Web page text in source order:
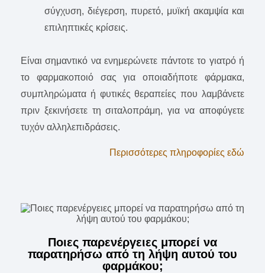
σύγχυση, διέγερση, πυρετό, μυϊκή ακαμψία και
επιληπτικές κρίσεις.
Είναι σημαντικό να ενημερώνετε πάντοτε το γιατρό ή
το φαρμακοποιό σας για οποιαδήποτε φάρμακα,
συμπληρώματα ή φυτικές θεραπείες που λαμβάνετε
πριν ξεκινήσετε τη σιταλοπράμη, για να αποφύγετε
τυχόν αλληλεπιδράσεις.
Περισσότερες πληροφορίες εδώ
Ποιες παρενέργειες μπορεί να
παρατηρήσω από τη λήψη αυτού του
φαρμάκου;